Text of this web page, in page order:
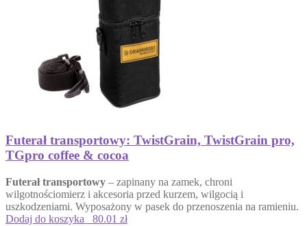
Futerał transportowy: TwistGrain, TwistGrain pro,
TGpro coffee & cocoa
Futerał transportowy – zapinany na zamek, chroni
wilgotnościomierz i akcesoria przed kurzem, wilgocią i
uszkodzeniami. Wyposażony w pasek do przenoszenia na ramieniu.
Dodaj do koszyka
80.01 zł